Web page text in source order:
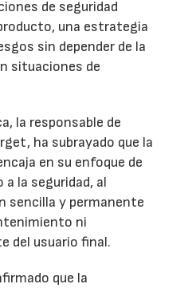
de seguridad
una estrategia
sin depender de la
situaciones de
la responsable de
ha subrayado que la
en su enfoque de
la seguridad, al
sencilla y permanente
ni
del usuario final.
que la